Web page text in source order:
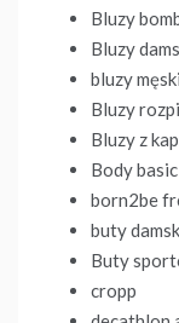
Bluzy
Bluzy
bluzy
Bluzy
Bluzy z
Body basic
born2be
buty
Buty
cropp